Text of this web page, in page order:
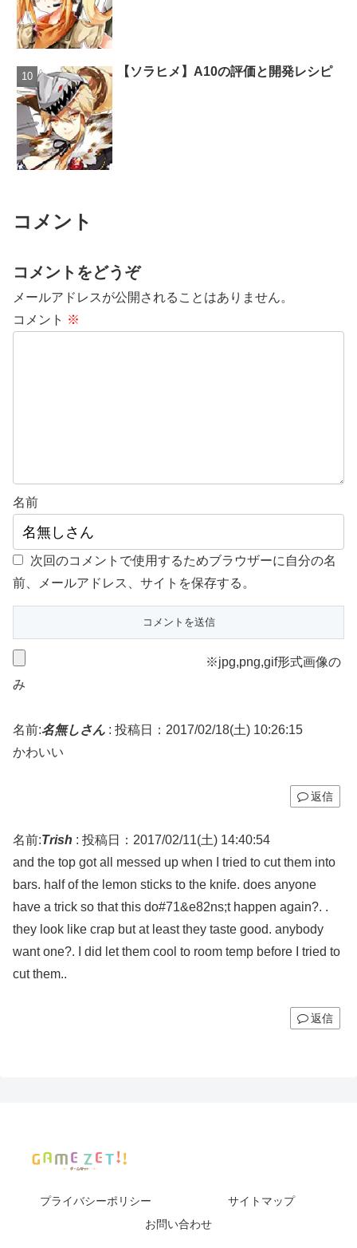
【ソラヒメ】A10の評価と開発レシピ
コメント
コメントをどうぞ
メールアドレスが公開されることはありません。
コメント ※
名前
次回のコメントで使用するためブラウザーに自分の名
前、メールアドレス、サイトを保存する。
※jpg,png,gif形式画像の
み
名前:名無しさん : 投稿日：2017/02/18(土) 10:26:15
かわいい
返信
名前:Trish : 投稿日：2017/02/11(土) 14:40:54
and the top got all messed up when I tried to cut them into
bars. half of the lemon sticks to the knife. does anyone
have a trick so that this do#71&e82ns;t happen again?. .
they look like crap but at least they taste good. anybody
want one?. I did let them cool to room temp before I tried to
cut them..
返信
プライバシーポリシー
サイトマップ
お問い合わせ